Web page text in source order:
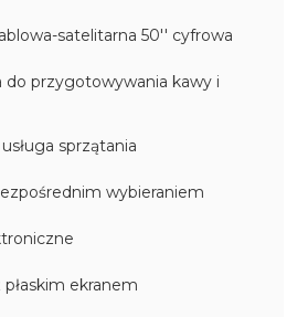
satelitarna 50'' cyfrowa
do przygotowywania kawy i
sprzątania
wybieraniem
płaskim ekranem